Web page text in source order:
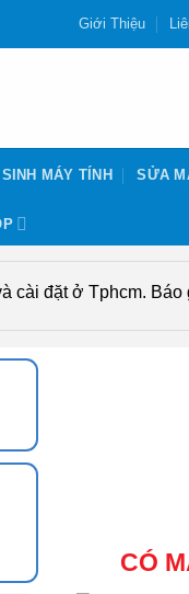
Giới Thiệu
MÁY TÍNH SỬA
đặt ở Tphcm. Báo
CÓ